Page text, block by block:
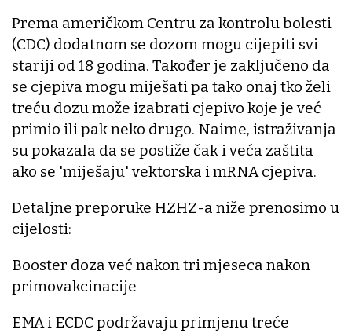
Prema američkom Centru za kontrolu bolesti
(CDC) dodatnom se dozom mogu cijepiti svi
stariji od 18 godina. Također je zaključeno da
se cjepiva mogu miješati pa tako onaj tko želi
treću dozu može izabrati cjepivo koje je već
primio ili pak neko drugo. Naime, istraživanja
su pokazala da se postiže čak i veća zaštita
ako se 'miješaju' vektorska i mRNA cjepiva.
Detaljne preporuke HZHZ-a niže prenosimo u
cijelosti:
Booster doza već nakon tri mjeseca nakon
primovakcinacije
EMA i ECDC podržavaju primjenu treće